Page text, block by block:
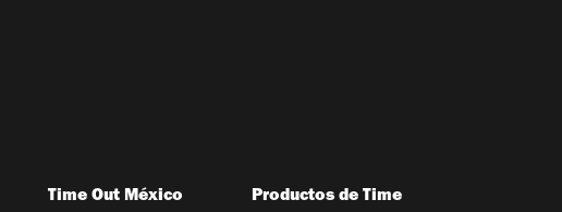
Time Out México
Productos de Time